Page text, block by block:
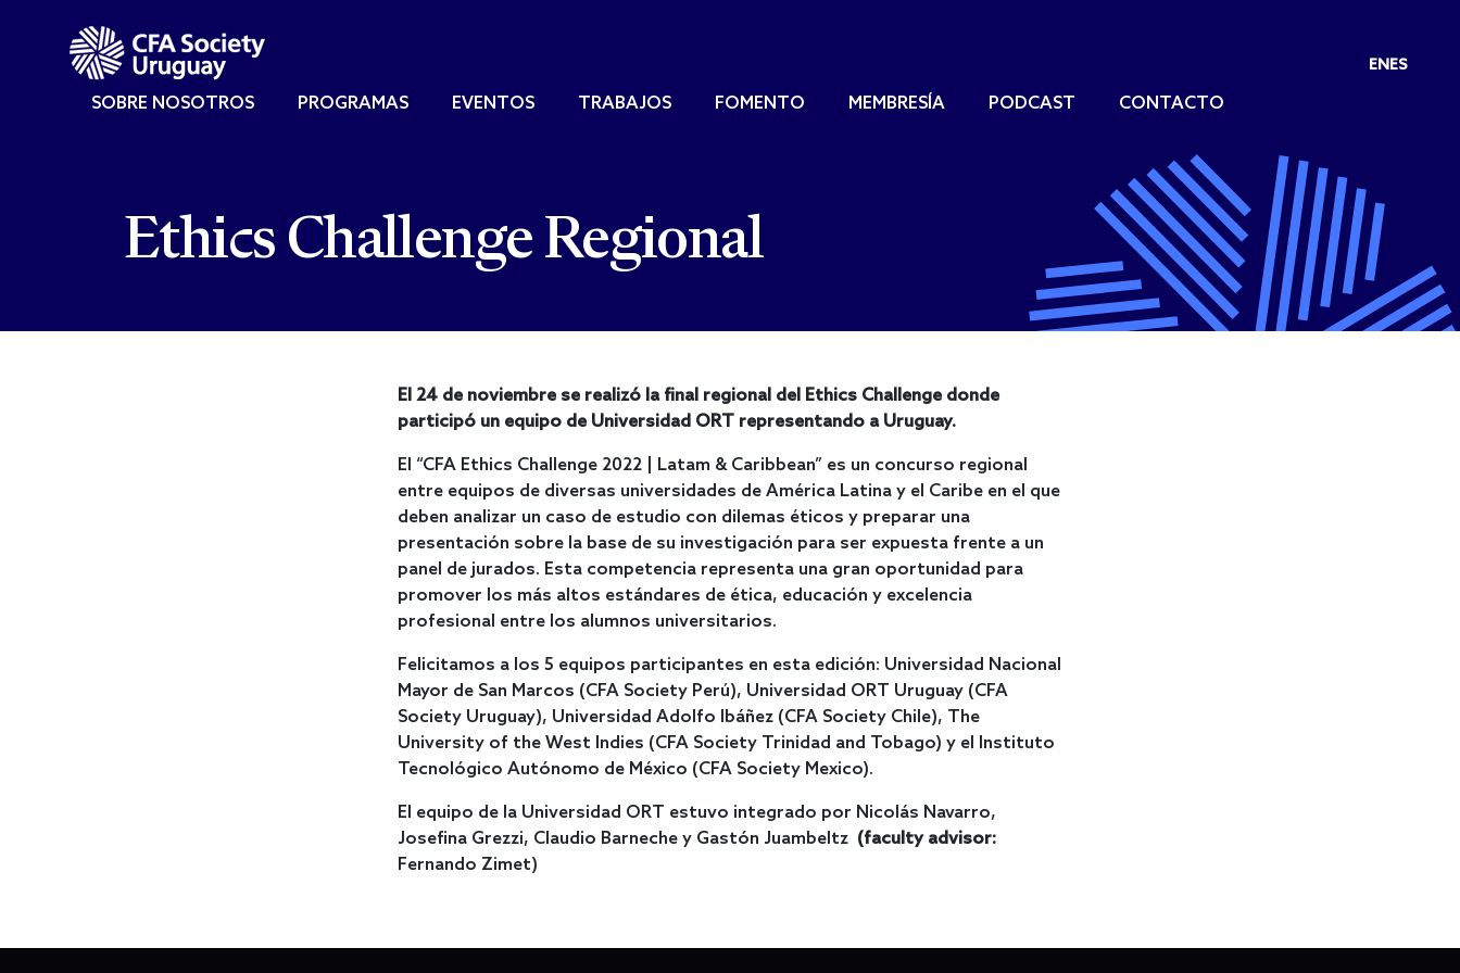
Ethics Challenge Regional
El 24 de noviembre se realizó la final regional del Ethics Challenge donde
participó un equipo de Universidad ORT representando a Uruguay.
El “CFA Ethics Challenge 2022 | Latam & Caribbean” es un concurso regional
entre equipos de diversas universidades de América Latina y el Caribe en el que
deben analizar un caso de estudio con dilemas éticos y preparar una
presentación sobre la base de su investigación para ser expuesta frente a un
panel de jurados. Esta competencia representa una gran oportunidad para
promover los más altos estándares de ética, educación y excelencia
profesional entre los alumnos universitarios.
Felicitamos a los 5 equipos participantes en esta edición: Universidad Nacional
Mayor de San Marcos (CFA Society Perú), Universidad ORT Uruguay (CFA
Society Uruguay), Universidad Adolfo Ibáñez (CFA Society Chile), The
University of the West Indies (CFA Society Trinidad and Tobago) y el Instituto
Tecnológico Autónomo de México (CFA Society Mexico).
El equipo de la Universidad ORT estuvo integrado por Nicolás Navarro,
Josefina Grezzi, Claudio Barneche y Gastón Juambeltz (faculty advisor:
Fernando Zimet)
SOBRE NOSOTROS PROGRAMAS EVENTOS TRABAJOS FOMENTO MEMBRESÍA PODCAST CONTACTO
ENES